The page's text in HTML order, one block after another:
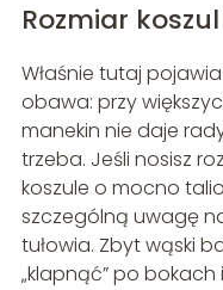
Rozmiar
Właśnie tutaj
obawa: przy
manekin nie daje
trzeba. Jeśli nosisz
koszule o mocno
szczególną uwagę
tułowia. Zbyt wąski
„klapnąć” po bokach